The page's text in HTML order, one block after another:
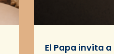
El Papa invita